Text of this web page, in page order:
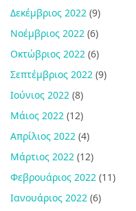
Δεκέμβριος 2022 (9)
Νοέμβριος 2022 (6)
Οκτώβριος 2022 (6)
Σεπτέμβριος 2022 (9)
Ιούνιος 2022 (8)
Μάιος 2022 (12)
Απρίλιος 2022 (4)
Μάρτιος 2022 (12)
Φεβρουάριος 2022 (11)
Ιανουάριος 2022 (6)